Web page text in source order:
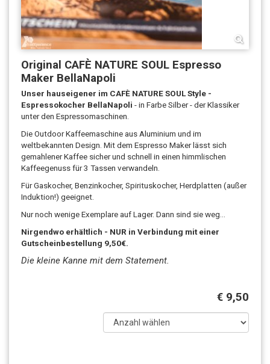
Original CAFÈ NATURE SOUL Espresso
Maker BellaNapoli
Unser hauseigener im CAFÈ NATURE SOUL Style -
Espressokocher BellaNapoli - in Farbe Silber - der Klassiker
unter den Espressomaschinen.
Die Outdoor Kaffeemaschine aus Aluminium und im
weltbekannten Design. Mit dem Espresso Maker lässt sich
gemahlener Kaffee sicher und schnell in einen himmlischen
Kaffeegenuss für 3 Tassen verwandeln.
Für Gaskocher, Benzinkocher, Spirituskocher, Herdplatten (außer
Induktion!) geeignet.
Nur noch wenige Exemplare auf Lager. Dann sind sie weg...
Nirgendwo erhältlich - NUR in Verbindung mit einer
Gutscheinbestellung 9,50€.
Die kleine Kanne mit dem Statement.
€ 9,50